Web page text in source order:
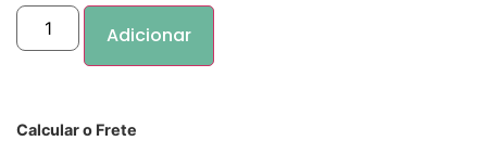
Adicionar
Calcular o Frete